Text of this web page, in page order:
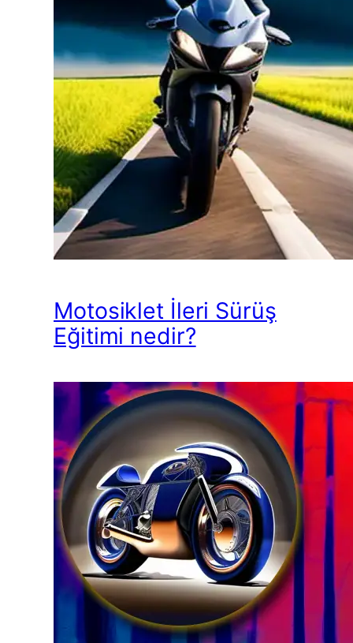
Motosiklet İleri Sürüş
Eğitimi nedir?